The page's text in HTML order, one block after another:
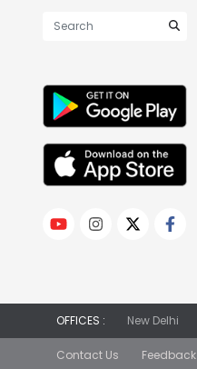
OFFICES : New Delhi
Contact Us Feedback